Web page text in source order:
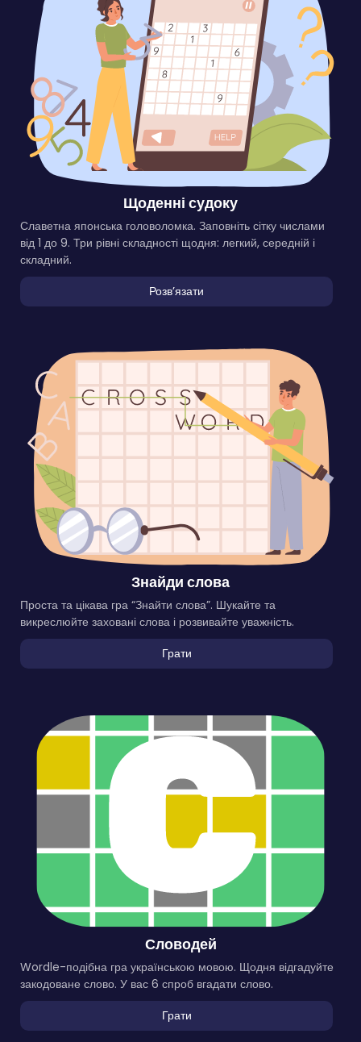
Щоденні судоку
Славетна японська головоломка. Заповніть сітку числами
від 1 до 9. Три рівні складності щодня: легкий, середній і
складний.
Розвʼязати
Знайди слова
Проста та цікава гра “Знайти слова”. Шукайте та
викреслюйте заховані слова і розвивайте уважність.
Грати
Словодей
Wordle-подібна гра українською мовою. Щодня відгадуйте
закодоване слово. У вас 6 спроб вгадати слово.
Грати